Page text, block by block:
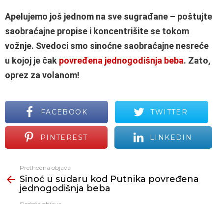
Apelujemo još jednom na sve sugrađane – poštujte
saobraćajne propise i koncentrišite se tokom
vožnje. Svedoci smo sinoćne saobraćajne nesreće
u kojoj je čak povređena jednogodišnja beba. Zato,
oprez za volanom!
FACEBOOK TWITTER
PINTEREST LINKEDIN
još
Prethodna objava
Sinoć u sudaru kod Putnika povređena
jednogodišnja beba